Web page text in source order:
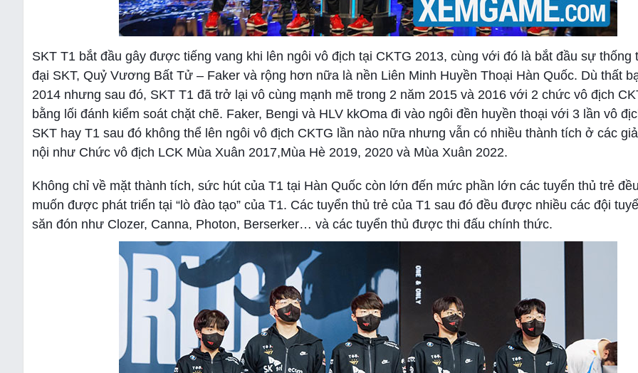
SKT T1 bắt đầu gây được tiếng vang khi lên ngôi vô địch tại CKTG 2013, cùng với đó là bắt đầu sự thống
đại SKT, Quỷ Vương Bất Tử – Faker và rộng hơn nữa là nền Liên Minh Huyền Thoại Hàn Quốc. Dù thất
2014 nhưng sau đó, SKT T1 đã trở lại vô cùng mạnh mẽ trong 2 năm 2015 và 2016 với 2 chức vô địch
bằng lối đánh kiểm soát chặt chẽ. Faker, Bengi và HLV kkOma đi vào ngôi đền huyền thoại với 3 lần vô
SKT hay T1 sau đó không thể lên ngôi vô địch CKTG lần nào nữa nhưng vẫn có nhiều thành tích ở các
nội như Chức vô địch LCK Mùa Xuân 2017,Mùa Hè 2019, 2020 và Mùa Xuân 2022.
Không chỉ về mặt thành tích, sức hút của T1 tại Hàn Quốc còn lớn đến mức phần lớn các tuyển thủ trẻ
muốn được phát triển tại “lò đào tạo” của T1. Các tuyển thủ trẻ của T1 sau đó đều được nhiều các đội
săn đón như Clozer, Canna, Photon, Berserker… và các tuyển thủ được thi đấu chính thức.